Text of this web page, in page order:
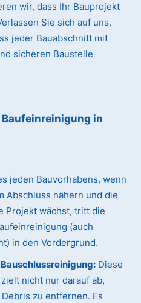
wir, dass Ihr Bauprojekt
Sie sich auf uns,
jeder Bauabschnitt mit
sicheren Baustelle
in
jeden Bauvorhabens, wenn
Abschluss nähern und die
Projekt wächst, tritt die
(auch
in den Vordergrund.
Diese
nicht nur darauf ab,
zu entfernen. Es